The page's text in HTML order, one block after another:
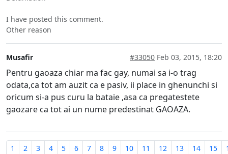
I have posted this comment.
Other reason
Musafir #33050 Feb 03, 2015, 18:20
Pentru gaoaza chiar ma fac gay, numai sa i-o trag
odata,ca tot am auzit ca e pasiv, ii place in ghenunchi si
oricum si-a pus curu la bataie ,asa ca pregatestete
gaozare ca tot ai un nume predestinat GAOAZA.
1 2 3 4 5 6 7 8 9 10 11 12 13 14 15